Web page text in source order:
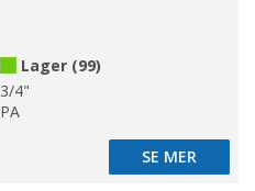
Lager (99)
3/4"
PA
SE MER
SE MER